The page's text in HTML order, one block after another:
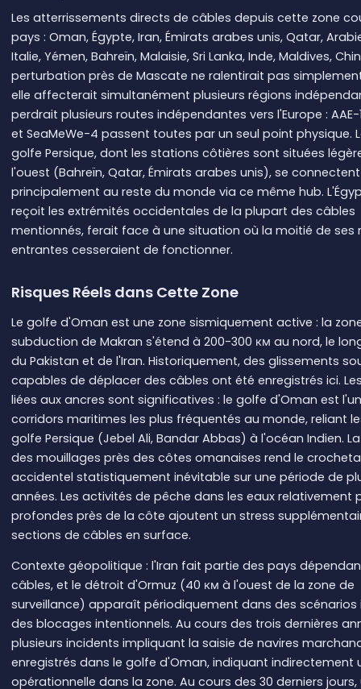
Les atterrissements directs de câbles depuis cette zone
pays : Oman, Égypte, Iran, Émirats arabes unis, Qatar,
Italie, Yémen, Bahreïn, Malaisie, Sri Lanka, Inde, Maldives,
perturbation près de Mascate ne ralentirait pas
elle affecterait simultanément plusieurs régions
perdrait plusieurs routes indépendantes vers l'Europe : AAE-
et SeaMeWe-4 passent toutes par un seul point physique.
golfe Persique, dont les stations côtières sont situées
l'ouest (Bahreïn, Qatar, Émirats arabes unis), se connectent
principalement au reste du monde via ce même hub.
reçoit les extrémités occidentales de la plupart des câbles
mentionnés, ferait face à une situation où la moitié de ses
entrantes cesseraient de fonctionner.
Risques Réels dans Cette Zone
Le golfe d'Oman est une zone sismiquement active : la
subduction de Makran s'étend à 200-300 км au nord, le
du Pakistan et de l'Iran. Historiquement, des glissements
capables de déplacer des câbles ont été enregistrés ici.
liées aux ancres sont significatives : le golfe d'Oman est
corridors maritimes les plus fréquentés au monde, reliant
golfe Persique (Jebel Ali, Bandar Abbas) à l'océan Indien.
des mouillages près des côtes omanaises rend le
accidentel statistiquement inévitable sur une période de
années. Les activités de pêche dans les eaux relativement
profondes près de la côte ajoutent un stress
sections de câbles en surface.
Contexte géopolitique : l'Iran fait partie des pays
câbles, et le détroit d'Ormuz (40 км à l'ouest de la zone de
surveillance) apparaît périodiquement dans des
des blocages intentionnels. Au cours des trois dernières
plusieurs incidents impliquant la saisie de navires
enregistrés dans le golfe d'Oman, indiquant indirectement
opérationnelle dans la zone. Au cours des 30 derniers jours,